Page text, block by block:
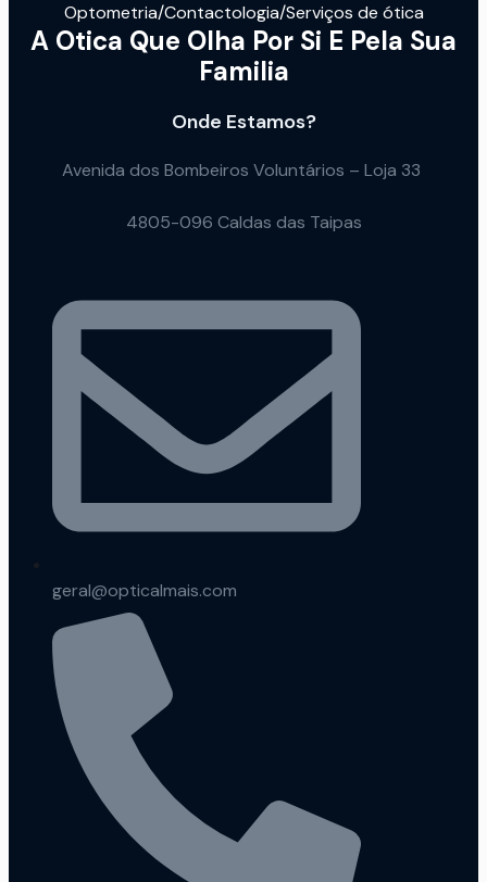
Optometria/Contactologia/Serviços de ótica
A Otica Que Olha Por Si E Pela Sua
Familia
Onde Estamos?
Avenida dos Bombeiros Voluntários – Loja 33
4805-096 Caldas das Taipas
geral@opticalmais.com